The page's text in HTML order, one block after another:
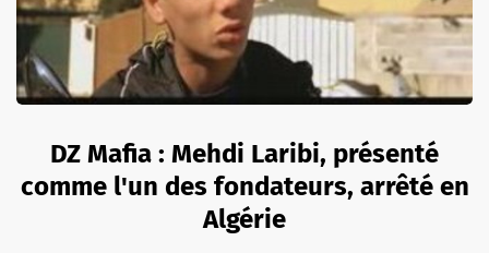
DZ Mafia : Mehdi Laribi, présenté
comme l'un des fondateurs, arrêté en
Algérie